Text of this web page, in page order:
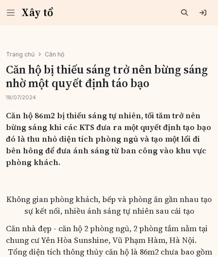
Xây tổ
Trang chủ Căn hộ
Căn hộ bị thiếu sáng trở nên bừng sáng
nhờ một quyết định táo bạo
18/07/2024
Căn hộ 86m2 bị thiếu sáng tự nhiên, tối tăm trở nên
bừng sáng khi các KTS đưa ra một quyết định tạo bạo
đó là thu nhỏ diện tích phòng ngủ và tạo một lối đi
bên hông để đưa ánh sáng từ ban công vào khu vực
phòng khách.
Không gian phòng khách, bếp và phòng ăn gần nhau tạo
sự kết nối, nhiều ánh sáng tự nhiên sau cải tạo
Căn nhà đẹp - căn hộ 2 phòng ngủ, 2 phòng tắm nằm tại
chung cư Yên Hòa Sunshine, Vũ Phạm Hàm, Hà Nội.
Tổng diện tích thông thủy căn hộ là 86m2 chưa bao gồm